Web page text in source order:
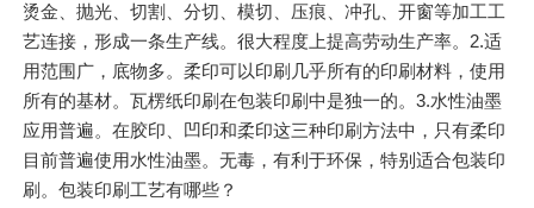
烫金、抛光、切割、分切、模切、压痕、冲孔、开窗等加工工
艺连接，形成一条生产线。很大程度上提高劳动生产率。2.适
用范围广，底物多。柔印可以印刷几乎所有的印刷材料，使用
所有的基材。瓦楞纸印刷在包装印刷中是独一的。3.水性油墨
应用普遍。在胶印、凹印和柔印这三种印刷方法中，只有柔印
目前普遍使用水性油墨。无毒，有利于环保，特别适合包装印
刷。包装印刷工艺有哪些？